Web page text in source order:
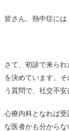
皆さん、熱中症には
さて、初診で来ら
を決めています。
う質問で、社交不安
心療内科となれば
な医者かも分から